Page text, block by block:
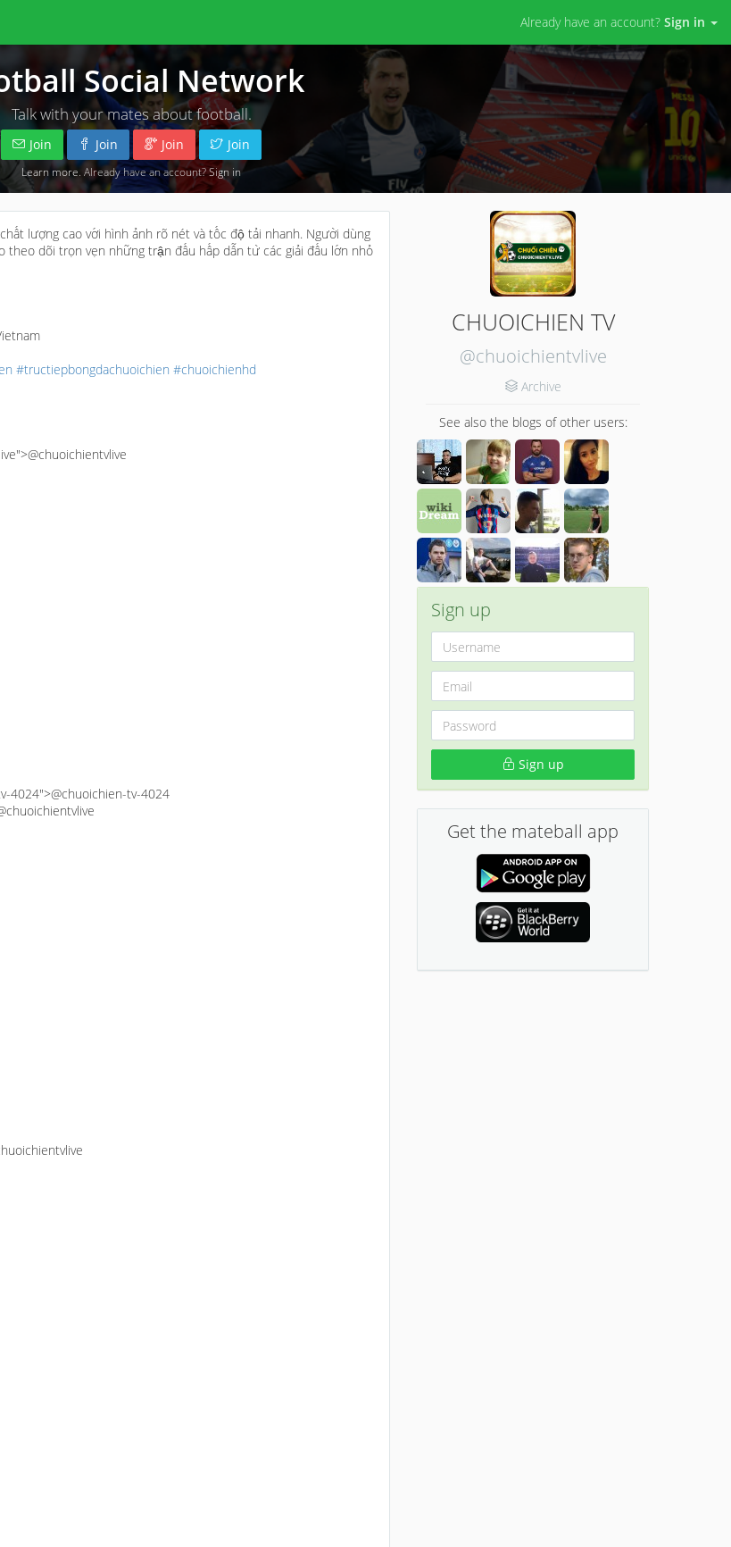
Already have an account? Sign in
Social Network
Talk with your mates about football.
Join Join Join Join
Learn more . Already have an account?Sign in
lượng cao với hình ảnh rõ nét và tốc độ tải nhanh. Người dùng
dõi trọn vẹn những trận đấu hấp dẫn từ các giải đấu lớn nhỏ
#tructiepbongdachuoichien #chuoichienhd
4024">@chuoichien-tv-4024
CHUOICHIEN TV
@chuoichientvlive
Archive
See also the blogs of other users:
Sign up
Sign up
Get the mateball app